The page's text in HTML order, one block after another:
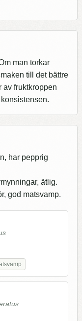
man torkar
till det bättre
av fruktkroppen
har pepprig
ätlig.
god matsvamp.